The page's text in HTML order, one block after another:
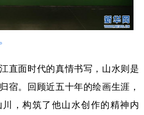
面时代的真情书写，山水则是
宿。回顾近五十年的绘画生涯，
，构筑了他山水创作的精神内